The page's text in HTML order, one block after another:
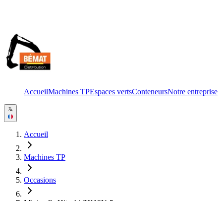
AccueilMachines TPEspaces vertsConteneursNotre entreprise
Accueil
Machines TP
Occasions